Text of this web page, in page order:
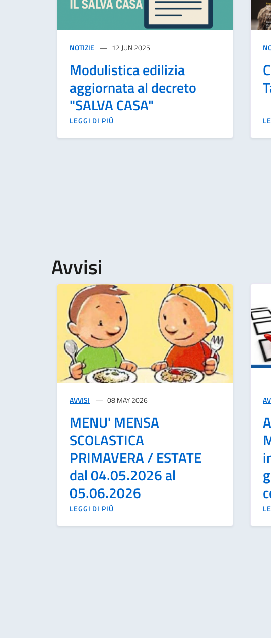
NOTIZIE 12 JUN 2025
Modulistica edilizia
aggiornata al decreto
"SALVA CASA"
LEGGI DI PIÙ
Avvisi
AVVISI 08 MAY 2026
MENU' MENSA
SCOLASTICA
PRIMAVERA / ESTATE
dal 04.05.2026 al
05.06.2026
LEGGI DI PIÙ